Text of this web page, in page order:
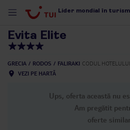
Lider mondial în turism
Evita Elite
GRECIA RODOS FALIRAKI CODUL HOTELULUI
VEZI PE HARTĂ
Ups, oferta această nu
Am pregătit
oferte